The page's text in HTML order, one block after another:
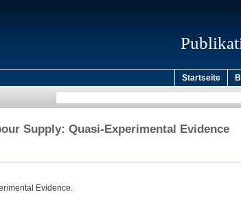
Startseite
Supply: Quasi-Experimental Evidence
Evidence.